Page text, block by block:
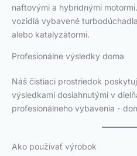
naftovými a hybridnými
vozidlá vybavené
alebo katalyzátormi.
Profesionálne výsledky doma
Náš čistiaci prostriedok
výsledkami dosiahnutými v
profesionálneho vybavenia -
Ako používať výrobok